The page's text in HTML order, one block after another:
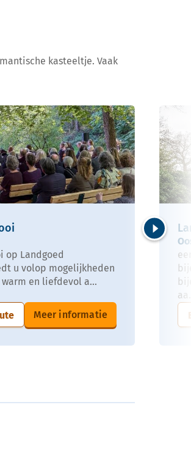
kasteeltje. Vaak
op Landgoed
u volop mogelijkheden
en liefdevol a...
Meer informatie
Volgende